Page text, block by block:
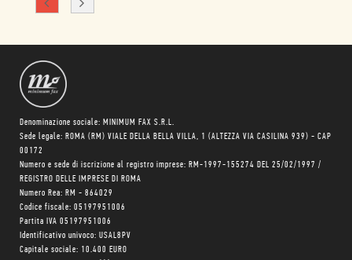
Denominazione sociale: MINIMUM FAX S.R.L.
Sede legale: ROMA (RM) VIALE DELLA BELLA VILLA, 1 (ALTEZZA VIA CASILINA 939) - CAP
00172
Numero e sede di iscrizione al registro imprese: RM-1997-155274 DEL 25/02/1997 /
REGISTRO DELLE IMPRESE DI ROMA
Numero Rea: RM - 864029
Codice fiscale: 05197951006
Partita IVA 05197951006
Identificativo univoco: USAL8PV
Capitale sociale: 10.400 EURO